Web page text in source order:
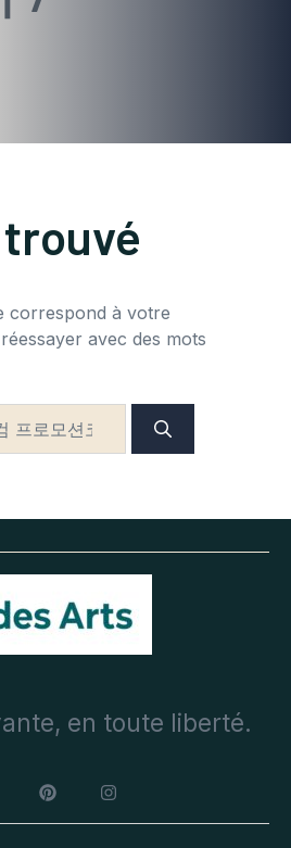
correspond à votre
avec des mots
en toute liberté.